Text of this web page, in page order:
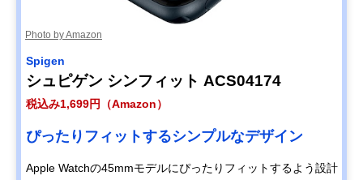
Photo by Amazon
Spigen
シュピゲン シンフィット ACS04174
税込み1,699円（Amazon）
ぴったりフィットするシンプルなデザイン
Apple Watchの45mmモデルにぴったりフィットするよう設計